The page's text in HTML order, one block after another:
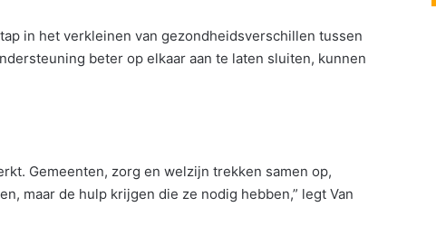
in het verkleinen van gezondheidsverschillen tussen
beter op elkaar aan te laten sluiten, kunnen
Gemeenten, zorg en welzijn trekken samen op,
maar de hulp krijgen die ze nodig hebben,” legt Van